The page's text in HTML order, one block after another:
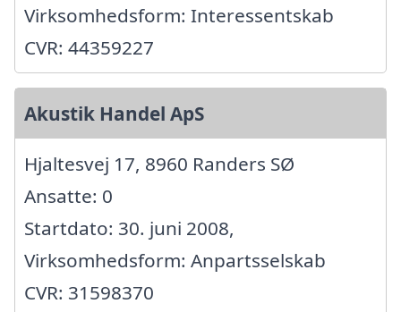
Virksomhedsform: Interessentskab
CVR: 44359227
Akustik Handel ApS
Hjaltesvej 17, 8960 Randers SØ
Ansatte: 0
Startdato: 30. juni 2008,
Virksomhedsform: Anpartsselskab
CVR: 31598370